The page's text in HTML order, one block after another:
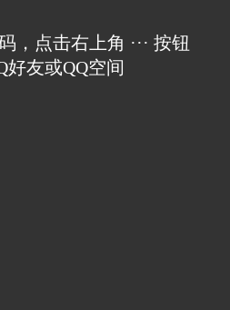
，点击右上角 ··· 按钮
好友或QQ空间